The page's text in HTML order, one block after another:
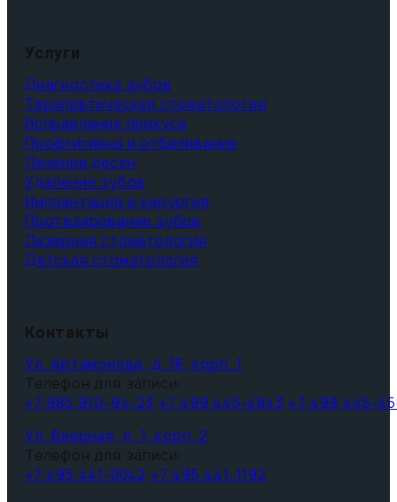
Услуги
Диагностика зубов
Терапевтическая стоматология
Исправление прикуса
Профгигиена и отбеливание
Лечение десен
Удаление зубов
Имплантация и хирургия
Протезирование зубов
Лазерная стоматология
Детская стоматология
Контакты
Ул. Артамонова, д. 16, корп. 1
Телефон для записи:
+7 985 970-94-23 +7 499 445-4843 +7 499 445-
Ул. Веерная, д. 1, корп. 2
Телефон для записи:
+7 495 441-0042 +7 495 441-1192